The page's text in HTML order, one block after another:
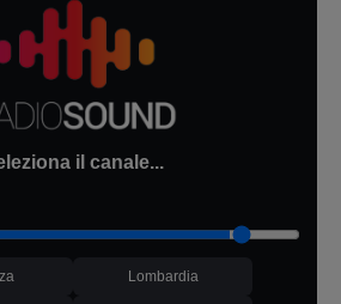
il canale...
Lombardia